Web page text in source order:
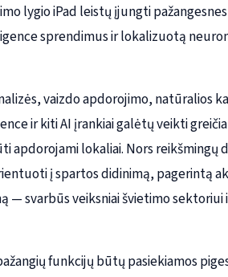
lygio iPad leistų įjungti
sprendimus ir lokalizuotą
vaizdo apdorojimo, natūralios
ir kiti AI įrankiai galėtų veikti
apdorojami lokaliai. Nors reikšmingų
į spartos didinimą, pagerintą
— svarbūs veiksniai švietimo
funkcijų būtų pasiekiamos